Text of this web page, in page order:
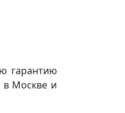
гарантию
в Москве и